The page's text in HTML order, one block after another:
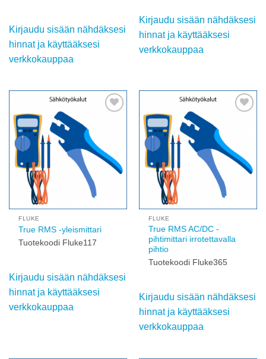
Kirjaudu sisään nähdäksesi
hinnat ja käyttääksesi
verkkokauppaa
Kirjaudu sisään nähdäksesi
hinnat ja käyttääksesi
verkkokauppaa
FLUKE
True RMS -yleismittari
Tuotekoodi Fluke117
Kirjaudu sisään nähdäksesi
hinnat ja käyttääksesi
verkkokauppaa
FLUKE
True RMS AC/DC -
pihtimittari irrotettavalla
pihtio
Tuotekoodi Fluke365
Kirjaudu sisään nähdäksesi
hinnat ja käyttääksesi
verkkokauppaa